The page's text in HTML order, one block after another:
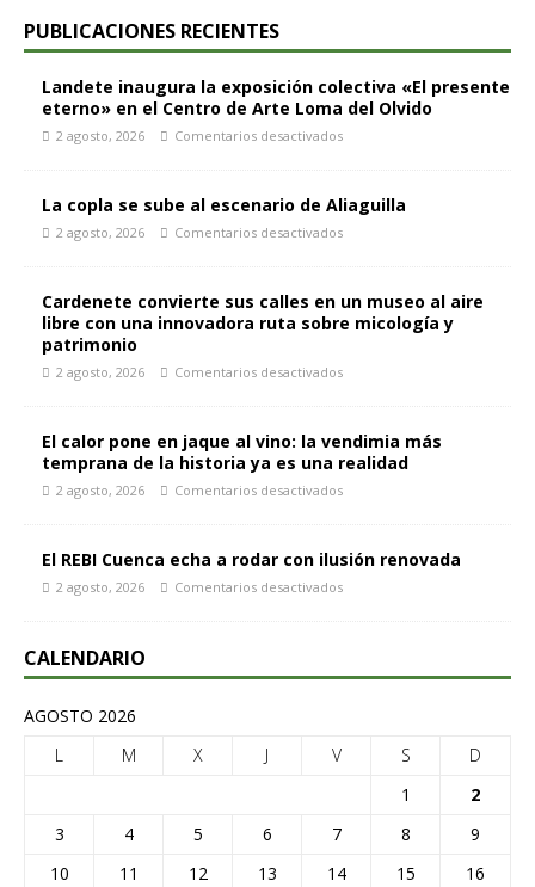
PUBLICACIONES RECIENTES
Landete inaugura la exposición colectiva «El presente
eterno» en el Centro de Arte Loma del Olvido
2 agosto, 2026 Comentarios desactivados
La copla se sube al escenario de Aliaguilla
2 agosto, 2026 Comentarios desactivados
Cardenete convierte sus calles en un museo al aire
libre con una innovadora ruta sobre micología y
patrimonio
2 agosto, 2026 Comentarios desactivados
El calor pone en jaque al vino: la vendimia más
temprana de la historia ya es una realidad
2 agosto, 2026 Comentarios desactivados
El REBI Cuenca echa a rodar con ilusión renovada
2 agosto, 2026 Comentarios desactivados
CALENDARIO
AGOSTO 2026
L
M X J V S
D
1
2
3
4 5 6 7 8
9
10
11 12 13 14 15
16